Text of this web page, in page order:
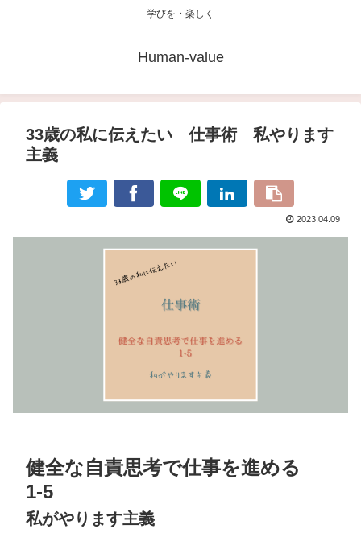
学びを・楽しく
Human-value
33歳の私に伝えたい 仕事術 私やります
主義
2023.04.09
健全な自責思考で仕事を進める
1-5
私がやります主義